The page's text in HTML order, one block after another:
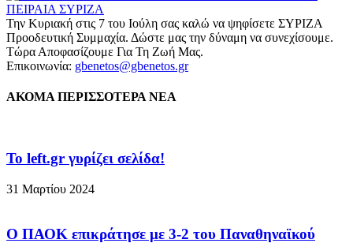
Την Κυριακή στις 7 του Ιούλη σας καλώ να ψηφίσετε ΣΥΡΙΖΑ
Προοδευτική Συμμαχία. Δώστε μας την δύναμη να συνεχίσουμε.
Τώρα Αποφασίζουμε Για Τη Ζωή Μας.
Επικοινωνία: gbenetos@gbenetos.gr
ΑΚΟΜΑ ΠΕΡΙΣΣΟΤΕΡΑ ΝΕΑ
To left.gr γυρίζει σελίδα!
31 Μαρτίου 2024
Ο ΠΑΟΚ επικράτησε με 3-2 του Παναθηναϊκού